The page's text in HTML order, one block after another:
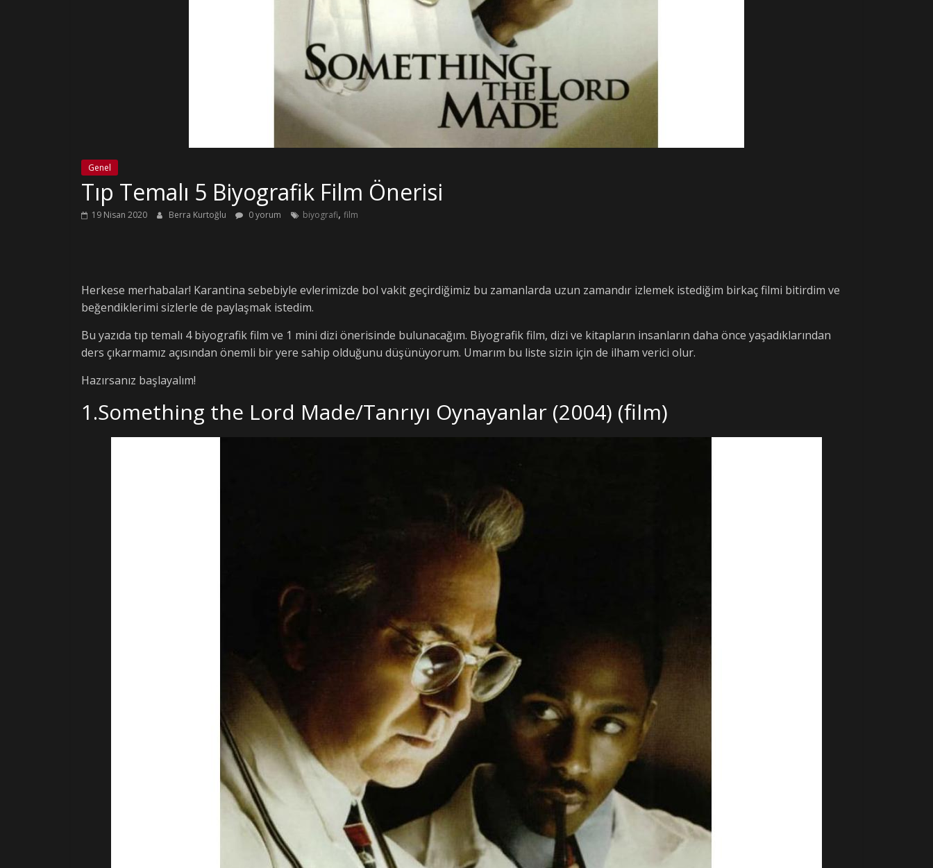
Genel
Tıp Temalı 5 Biyografik Film Önerisi
19 Nisan 2020 Berra Kurtoğlu 0 yorum biyografi, film
Herkese merhabalar! Karantina sebebiyle evlerimizde bol vakit geçirdiğimiz bu zamanlarda uzun zamandır izlemek istediğim birkaç filmi bitirdim ve
beğendiklerimi sizlerle de paylaşmak istedim.
Bu yazıda tıp temalı 4 biyografik film ve 1 mini dizi önerisinde bulunacağım. Biyografik film, dizi ve kitapların insanların daha önce yaşadıklarından
ders çıkarmamız açısından önemli bir yere sahip olduğunu düşünüyorum. Umarım bu liste sizin için de ilham verici olur.
Hazırsanız başlayalım!
1.Something the Lord Made/Tanrıyı Oynayanlar (2004) (film)